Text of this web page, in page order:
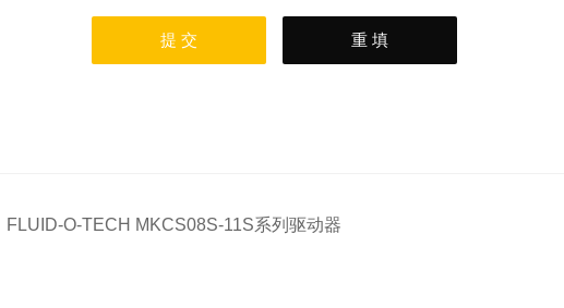
FLUID-O-TECH MKCS08S-11S系列驱动器